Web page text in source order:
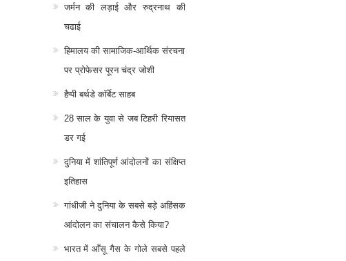
जर्मन की लड़ाई और रुद्रनाथ की
चढाई
हिमालय की सामाजिक-आर्थिक संरचना
पर प्रोफेसर पूरन चंद्र जोशी
हैप्पी बर्थडे कॉर्बेट साहब
28 साल के युवा से जब टिहरी रियासत
डर गई
दुनिया में शांतिपूर्ण आंदोलनों का संक्षिप्त
इतिहास
गांधीजी ने दुनिया के सबसे बड़े अहिंसक
आंदोलन का संचालन कैसे किया?
भारत में आँसू गैस के गोले सबसे पहले